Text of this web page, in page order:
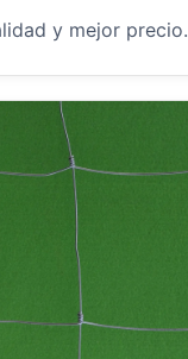
y mejor precio.